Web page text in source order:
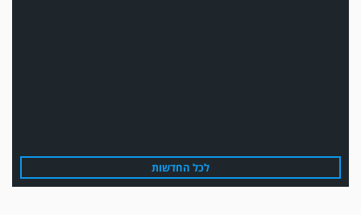
משחק אימון: הפועל אזור והפועל מרמורק סיימו בתוצאה 0-0 .
לכל החדשות